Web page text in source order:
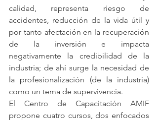
calidad, representa riesgo de
accidentes, reducción de la vida útil y
por tanto afectación en la recuperación
de la inversión e impacta
negativamente la credibilidad de la
industria; de ahí surge la necesidad de
la profesionalización (de la industria)
como un tema de supervivencia.
El Centro de Capacitación AMIF
propone cuatro cursos, dos enfocados